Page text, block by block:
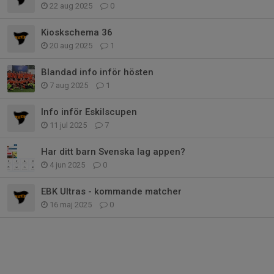
22 aug 2025 0
Kioskschema 36
20 aug 2025 1
Blandad info inför hösten
7 aug 2025 1
Info inför Eskilscupen
11 jul 2025 7
Har ditt barn Svenska lag appen?
4 jun 2025 0
EBK Ultras - kommande matcher
16 maj 2025 0